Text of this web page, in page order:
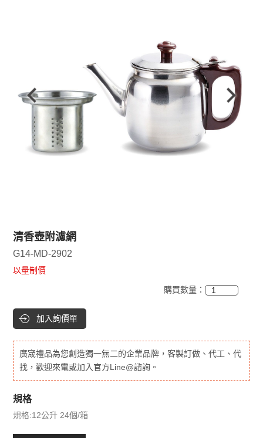
清香壺附濾網
G14-MD-2902
以量制價
購買數量：
加入詢價單
廣宬禮品為您創造獨一無二的企業品牌，客製訂做、代工、代
找，歡迎來電或加入官方Line@諮詢。
規格
規格:12公升 24個/箱